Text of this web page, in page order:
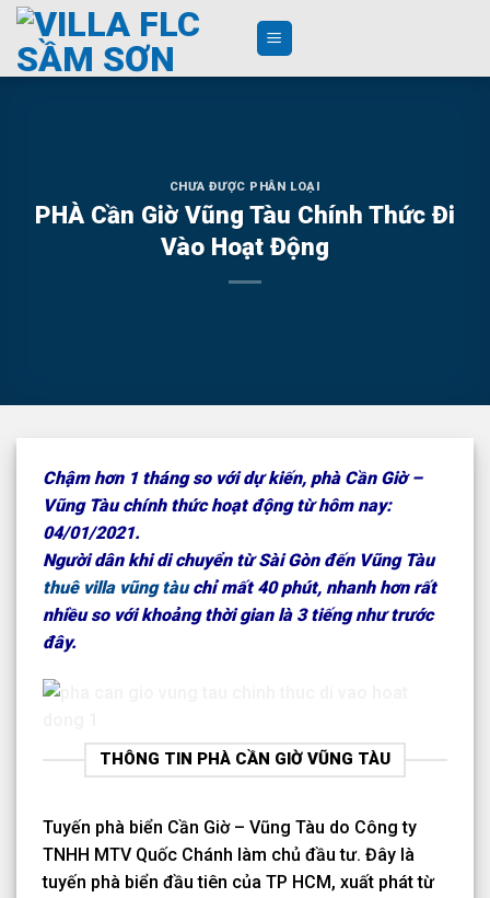
Skip
content
CHƯA ĐƯỢC PHÂN LOẠI
PHÀ Cần Giờ Vũng Tàu Chính Thức Đi
Vào Hoạt Động
Chậm hơn 1 tháng so với dự kiến, phà Cần Giờ –
Vũng Tàu chính thức hoạt động từ hôm nay:
04/01/2021.
Người dân khi di chuyển từ Sài Gòn đến Vũng Tàu
thuê villa vũng tàuchỉ mất 40 phút, nhanh hơn rất
nhiều so với khoảng thời gian là 3 tiếng như trước
đây.
THÔNG TIN PHÀ CẦN GIỜ VŨNG TÀU
Tuyến phà biển Cần Giờ – Vũng Tàu do Công ty
TNHH MTV Quốc Chánh làm chủ đầu tư. Đây là
tuyến phà biển đầu tiên của TP HCM, xuất phát từ